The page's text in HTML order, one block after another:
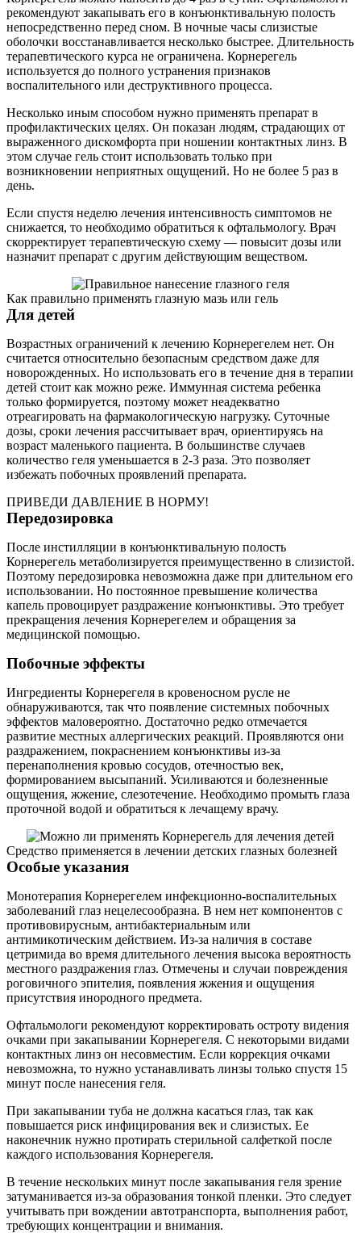
рекомендуют закапывать его в конъюнктивальную полость
непосредственно перед сном. В ночные часы слизистые
оболочки восстанавливается несколько быстрее. Длительность
терапевтического курса не ограничена. Корнерегель
используется до полного устранения признаков
воспалительного или деструктивного процесса.
Несколько иным способом нужно применять препарат в
профилактических целях. Он показан людям, страдающих от
выраженного дискомфорта при ношении контактных линз. В
этом случае гель стоит использовать только при
возникновении неприятных ощущений. Но не более 5 раз в
день.
Если спустя неделю лечения интенсивность симптомов не
снижается, то необходимо обратиться к офтальмологу. Врач
скорректирует терапевтическую схему — повысит дозы или
назначит препарат с другим действующим веществом.
Как правильно применять глазную мазь или гель
Для детей
Возрастных ограничений к лечению Корнерегелем нет. Он
считается относительно безопасным средством даже для
новорожденных. Но использовать его в течение дня в терапии
детей стоит как можно реже. Иммунная система ребенка
только формируется, поэтому может неадекватно
отреагировать на фармакологическую нагрузку. Суточные
дозы, сроки лечения рассчитывает врач, ориентируясь на
возраст маленького пациента. В большинстве случаев
количество геля уменьшается в 2-3 раза. Это позволяет
избежать побочных проявлений препарата.
ПРИВЕДИ ДАВЛЕНИЕ В НОРМУ!
Передозировка
После инстилляции в конъюнктивальную полость
Корнерегель метаболизируется преимущественно в слизистой.
Поэтому передозировка невозможна даже при длительном его
использовании. Но постоянное превышение количества
капель провоцирует раздражение конъюнктивы. Это требует
прекращения лечения Корнерегелем и обращения за
медицинской помощью.
Побочные эффекты
Ингредиенты Корнерегеля в кровеносном русле не
обнаруживаются, так что появление системных побочных
эффектов маловероятно. Достаточно редко отмечается
развитие местных аллергических реакций. Проявляются они
раздражением, покраснением конъюнктивы из-за
перенаполнения кровью сосудов, отечностью век,
формированием высыпаний. Усиливаются и болезненные
ощущения, жжение, слезотечение. Необходимо промыть глаза
проточной водой и обратиться к лечащему врачу.
Средство применяется в лечении детских глазных болезней
Особые указания
Монотерапия Корнерегелем инфекционно-воспалительных
заболеваний глаз нецелесообразна. В нем нет компонентов с
противовирусным, антибактериальным или
антимикотическим действием. Из-за наличия в составе
цетримида во время длительного лечения высока вероятность
местного раздражения глаз. Отмечены и случаи повреждения
роговичного эпителия, появления жжения и ощущения
присутствия инородного предмета.
Офтальмологи рекомендуют корректировать остроту видения
очками при закапывании Корнерегеля. С некоторыми видами
контактных линз он несовместим. Если коррекция очками
невозможна, то нужно устанавливать линзы только спустя 15
минут после нанесения геля.
При закапывании туба не должна касаться глаз, так как
повышается риск инфицирования век и слизистых. Ее
наконечник нужно протирать стерильной салфеткой после
каждого использования Корнерегеля.
В течение нескольких минут после закапывания геля зрение
затуманивается из-за образования тонкой пленки. Это следует
учитывать при вождении автотранспорта, выполнения работ,
требующих концентрации и внимания.